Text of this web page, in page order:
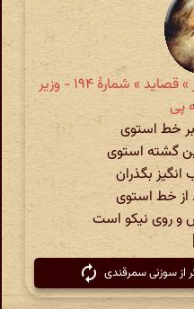
سوزنی سمرقندی » دیوان اشعار » قصاید » شمارهٔ ۱۹۴ - وزیر
پی
بر خط استوی
گشته استوی
بگذران
از خط استوی
و روی نیکو است